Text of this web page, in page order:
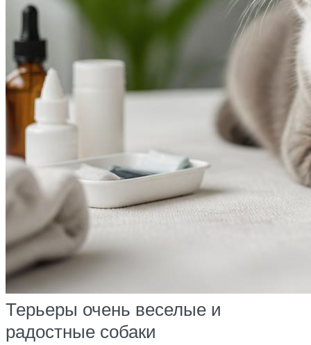
Терьеры очень веселые и
радостные собаки